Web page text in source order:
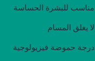
مناسب للبشرة الحساسة
لا يغلق المسام
درجة حموضة فيزيولوجية